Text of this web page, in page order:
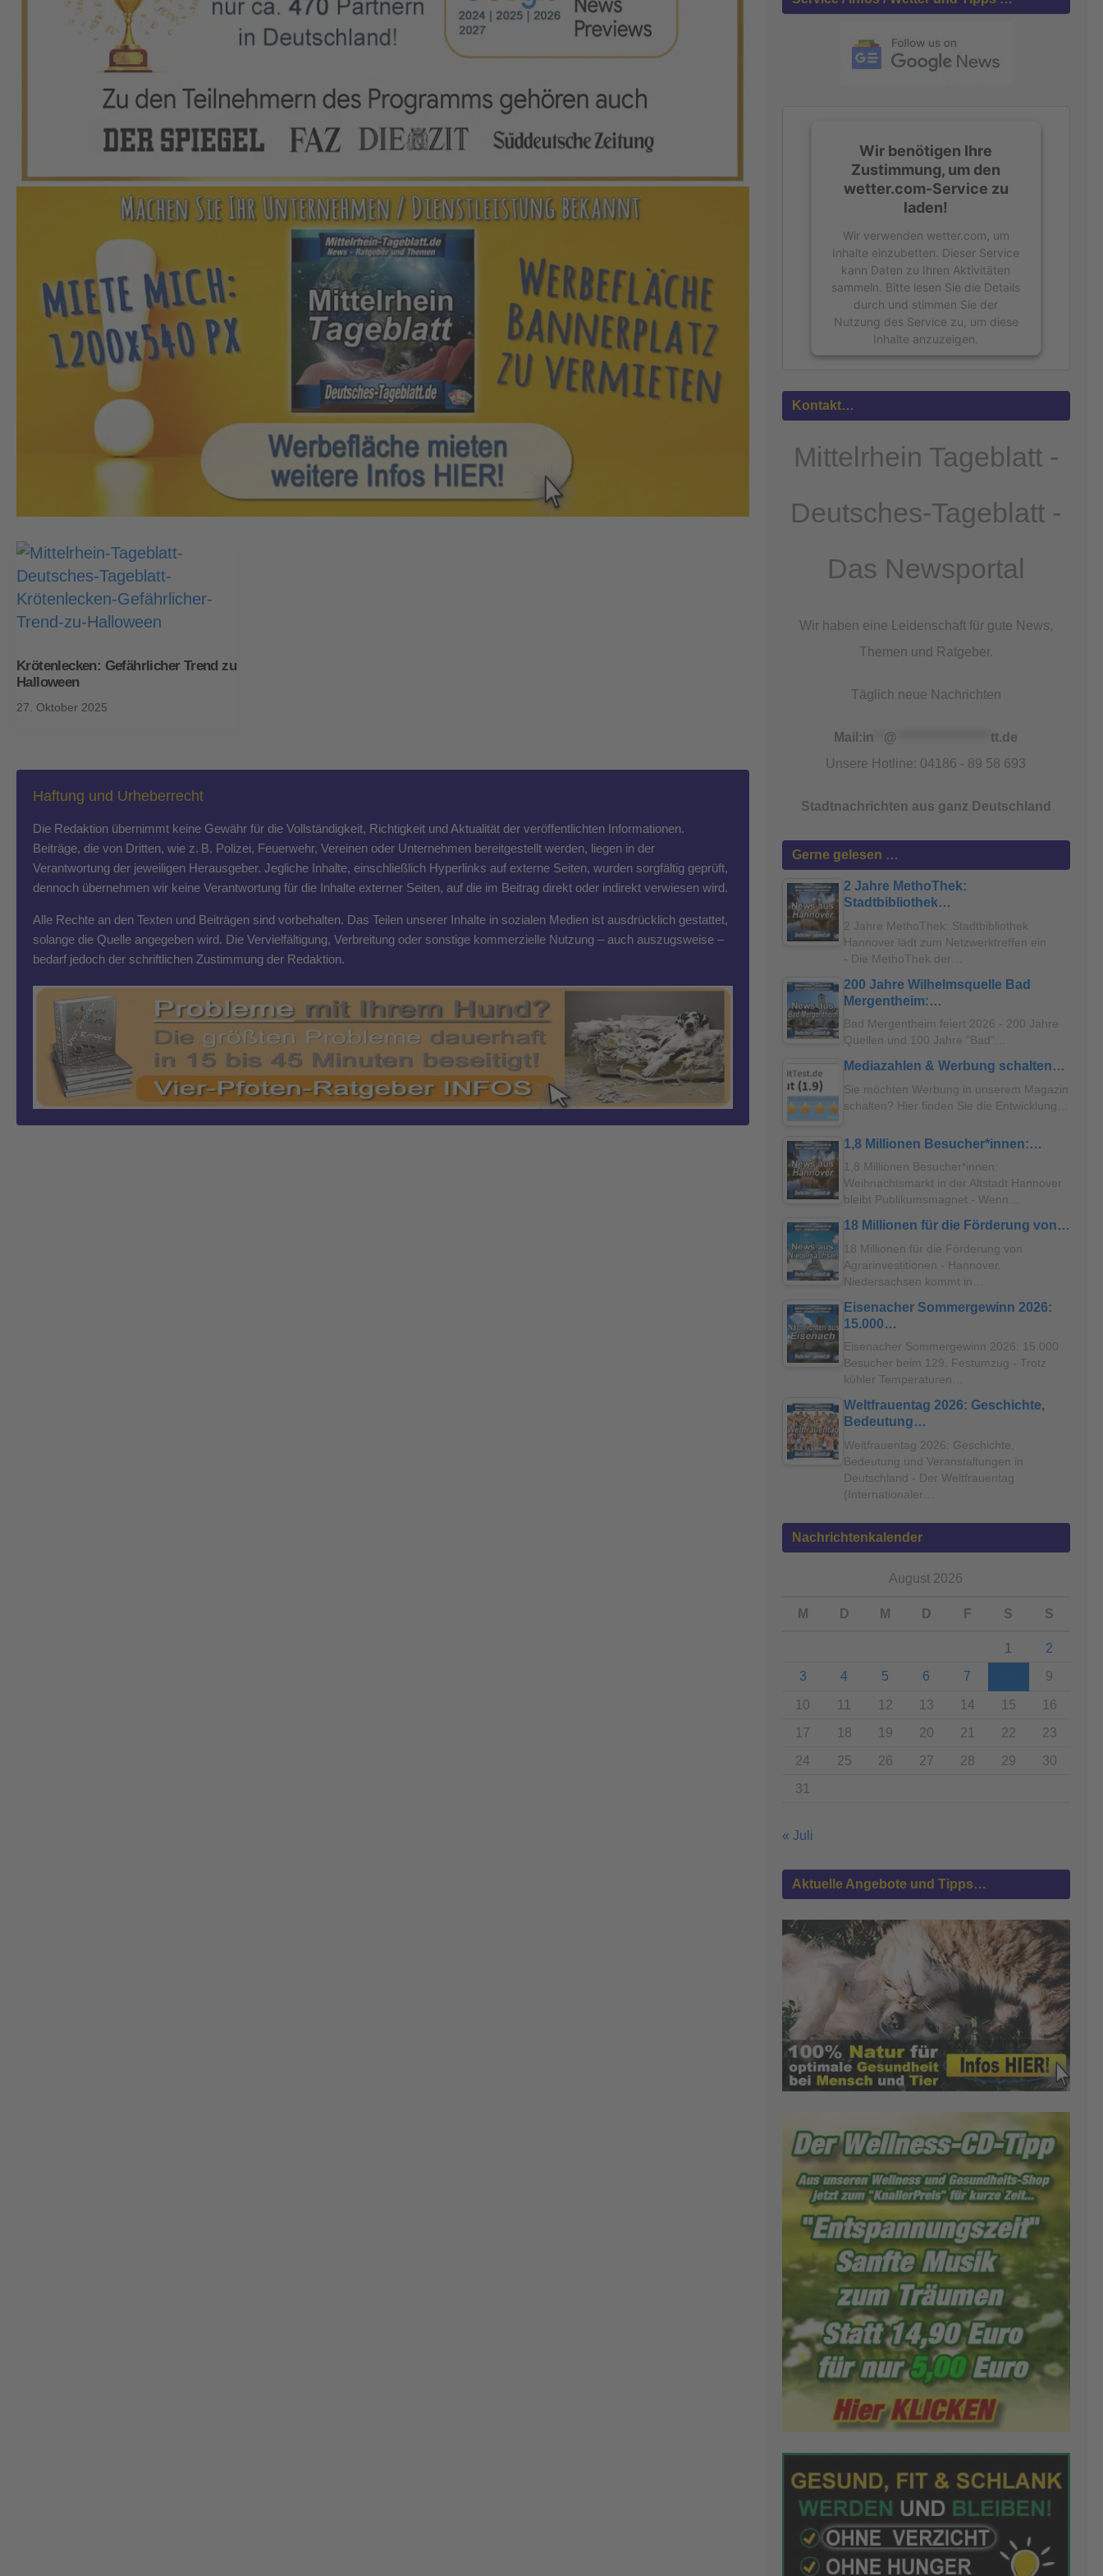
Krötenlecken: Gefährlicher Trend zu
Halloween
27. Oktober 2025
Haftung und Urheberrecht
Die Redaktion übernimmt keine Gewähr für die Vollständigkeit, Richtigkeit und Aktualität der veröffentlichten Informationen.
Beiträge, die von Dritten, wie z. B. Polizei, Feuerwehr, Vereinen oder Unternehmen bereitgestellt werden, liegen in der
Verantwortung der jeweiligen Herausgeber. Jegliche Inhalte, einschließlich Hyperlinks auf externe Seiten, wurden sorgfältig geprüft,
dennoch übernehmen wir keine Verantwortung für die Inhalte externer Seiten, auf die im Beitrag direkt oder indirekt verwiesen wird.
Alle Rechte an den Texten und Beiträgen sind vorbehalten. Das Teilen unserer Inhalte in sozialen Medien ist ausdrücklich gestattet,
solange die Quelle angegeben wird. Die Vervielfältigung, Verbreitung oder sonstige kommerzielle Nutzung – auch auszugsweise –
bedarf jedoch der schriftlichen Zustimmung der Redaktion.
Wir benötigen Ihre
Zustimmung, um den
wetter.com-Service zu
laden!
Wir verwenden wetter.com, um
Inhalte einzubetten. Dieser Service
kann Daten zu Ihren Aktivitäten
sammeln. Bitte lesen Sie die Details
durch und stimmen Sie der
Nutzung des Service zu, um diese
Inhalte anzuzeigen.
Informationen
Akzeptieren
powered byUsercentrics Consent
Management Platform&eRecht24
Kontakt…
Mittelrhein Tageblatt -
Deutsches-Tageblatt -
Das Newsportal
Wir haben eine Leidenschaft für gute News,
Themen und Ratgeber.
Täglich neue Nachrichten
Mail:in @ *******************tt.de
Unsere Hotline: 04186 - 89 58 693
Stadtnachrichten aus ganz Deutschland
Gerne gelesen …
2 Jahre MethoThek:
Stadtbibliothek…
2 Jahre MethoThek: Stadtbibliothek
Hannover lädt zum Netzwerktreffen ein
- Die MethoThek der…
200 Jahre Wilhelmsquelle Bad
Mergentheim:…
Bad Mergentheim feiert 2026 - 200 Jahre
Quellen und 100 Jahre "Bad"…
Mediazahlen & Werbung schalten…
Sie möchten Werbung in unserem Magazin
schalten? Hier finden Sie die Entwicklung…
1,8 Millionen Besucher*innen:…
1,8 Millionen Besucher*innen:
Weihnachtsmarkt in der Altstadt Hannover
bleibt Publikumsmagnet - Wenn…
18 Millionen für die Förderung von…
18 Millionen für die Förderung von
Agrarinvestitionen - Hannover.
Niedersachsen kommt in…
Eisenacher Sommergewinn 2026:
15.000…
Eisenacher Sommergewinn 2026: 15.000
Besucher beim 129. Festumzug - Trotz
kühler Temperaturen…
Weltfrauentag 2026: Geschichte,
Bedeutung…
Weltfrauentag 2026: Geschichte,
Bedeutung und Veranstaltungen in
Deutschland - Der Weltfrauentag
(Internationaler…
Nachrichtenkalender
August 2026
M D M D F S S
1
2
3
4 5 6 7 9
10 11 12 13 14 15
16
17
18 19 20 21 22
23
24
25 26 27 28 29
30
31
« Juli
Aktuelle Angebote und Tipps…